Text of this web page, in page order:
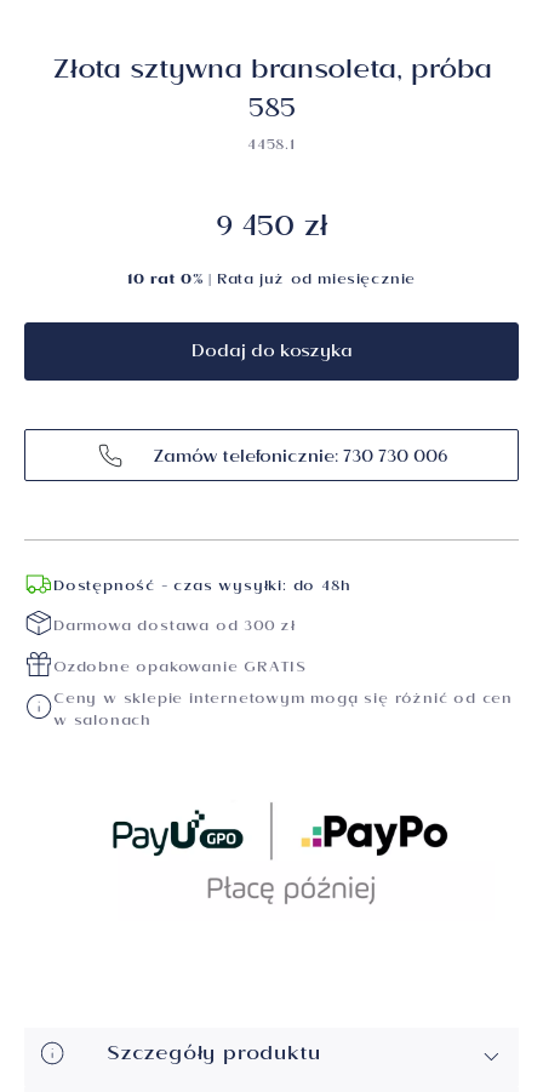
Złota sztywna bransoleta, próba
585
4458.1
9 450 zł
10 rat 0% | Rata już od miesięcznie
Dodaj do koszyka
Zamów telefonicznie: 730 730 006
Dostępność - czas wysyłki: do 48h
Darmowa dostawa od 300 zł
Ozdobne opakowanie GRATIS
Ceny w sklepie internetowym mogą się różnić od cen
w salonach
Szczegóły produktu